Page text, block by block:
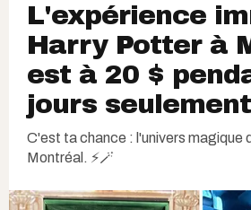
L'expérience
Harry Potter à
est à 20 $
jours seulement
C'est ta chance : l'univers magique
Montréal. ⚡🪄